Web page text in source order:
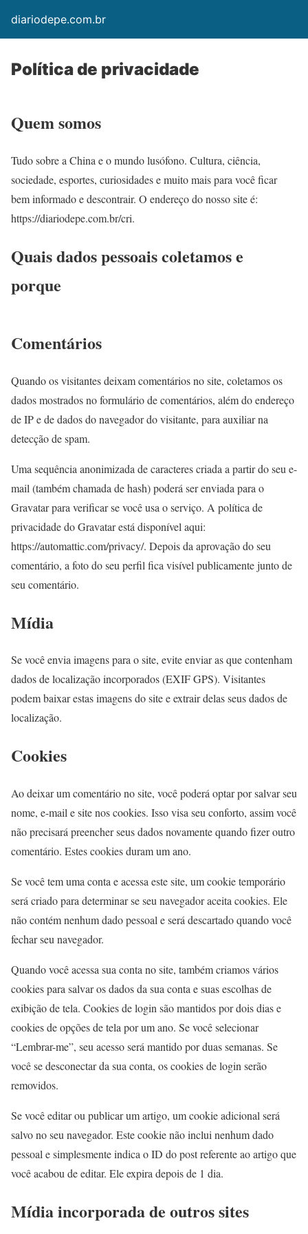
diariodepe.com.br
Política de privacidade
Quem somos
Tudo sobre a China e o mundo lusófono. Cultura, ciência,
sociedade, esportes, curiosidades e muito mais para você ficar
bem informado e descontrair. O endereço do nosso site é:
https://diariodepe.com.br/cri.
Quais dados pessoais coletamos e
porque
Comentários
Quando os visitantes deixam comentários no site, coletamos os
dados mostrados no formulário de comentários, além do endereço
de IP e de dados do navegador do visitante, para auxiliar na
detecção de spam.
Uma sequência anonimizada de caracteres criada a partir do seu e-
mail (também chamada de hash) poderá ser enviada para o
Gravatar para verificar se você usa o serviço. A política de
privacidade do Gravatar está disponível aqui:
https://automattic.com/privacy/. Depois da aprovação do seu
comentário, a foto do seu perfil fica visível publicamente junto de
seu comentário.
Mídia
Se você envia imagens para o site, evite enviar as que contenham
dados de localização incorporados (EXIF GPS). Visitantes
podem baixar estas imagens do site e extrair delas seus dados de
localização.
Cookies
Ao deixar um comentário no site, você poderá optar por salvar seu
nome, e-mail e site nos cookies. Isso visa seu conforto, assim você
não precisará preencher seus dados novamente quando fizer outro
comentário. Estes cookies duram um ano.
Se você tem uma conta e acessa este site, um cookie temporário
será criado para determinar se seu navegador aceita cookies. Ele
não contém nenhum dado pessoal e será descartado quando você
fechar seu navegador.
Quando você acessa sua conta no site, também criamos vários
cookies para salvar os dados da sua conta e suas escolhas de
exibição de tela. Cookies de login são mantidos por dois dias e
cookies de opções de tela por um ano. Se você selecionar
“Lembrar-me”, seu acesso será mantido por duas semanas. Se
você se desconectar da sua conta, os cookies de login serão
removidos.
Se você editar ou publicar um artigo, um cookie adicional será
salvo no seu navegador. Este cookie não inclui nenhum dado
pessoal e simplesmente indica o ID do post referente ao artigo que
você acabou de editar. Ele expira depois de 1 dia.
Mídia incorporada de outros sites